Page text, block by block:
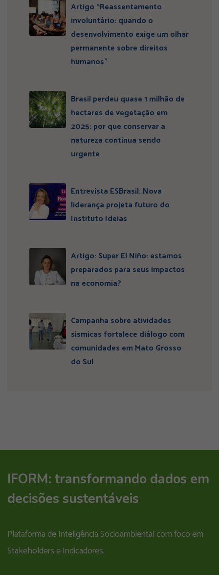
Artigo “Reassentamento
involuntário: quando o
desenvolvimento exige um olhar
permanente sobre direitos
humanos”
Brasil perdeu quase 1 milhão de
hectares de vegetação em
2025: por que conservar a
natureza continua sendo
urgente
Entrevista ESBrasil: Nova
liderança projeta futuro do
Instituto Ideias
Artigo: Super El Niño: estamos
preparados para seus impactos
na economia?
Campanha sobre atividades
sísmicas fortalece diálogo com
comunidades em Mato Grosso
do Sul
IFORM: transformando dados em
decisões sustentáveis
Plataforma de Inteligência Socioambiental com foco em
Stakeholders e Indicadores.